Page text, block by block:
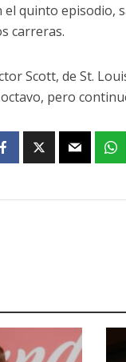
el quinto episodio,
carreras.
Scott, de St.
pero